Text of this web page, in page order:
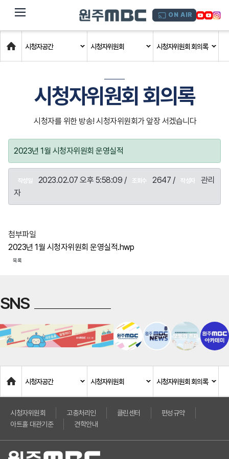
dehaze ON AIR
Home
시청자공간 시청자위원회 시청자위원회 회의록
시청자위원회 회의록
시청자를 위한 방송! 시청자위원회가 앞장 서겠습니다
2023년 1월 시청자위원회 운영실적
작성일 2023.02.07 오후 5:58:09 / 조회수 2647 / 작성자
관리
자
첨부파일
2023년 1월 시청자위원회 운영실적.hwp
목록
SNS
Home
시청자공간 시청자위원회 시청자위원회 회의록
시청자위원회 고충처리인 클린센터
편성규약
아트홀 대관기준
견학안내